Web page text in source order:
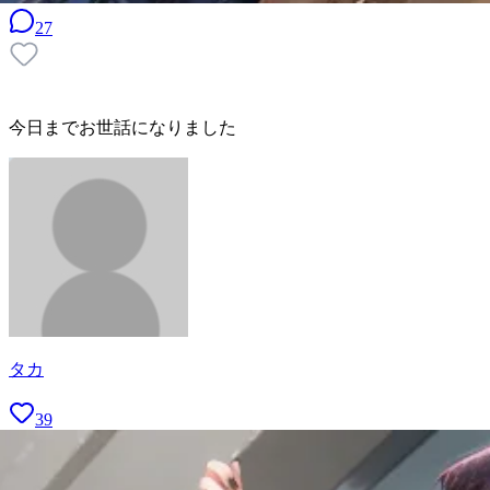
27
今日までお世話になりました
タカ
39